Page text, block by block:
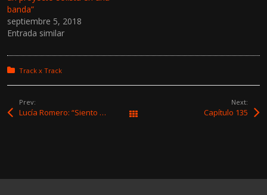
banda”
septiembre 5, 2018
Entrada similar
Posted in:
Track x Track
Prev:
Lucía Romero: “Siento que el mayor instrumento que tengo para hacer música es mi cuerpo”
Next:
Capítulo 135